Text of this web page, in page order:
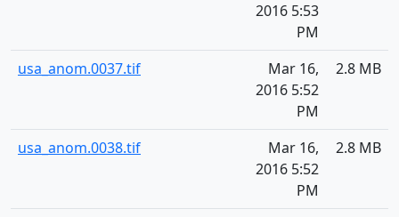
2016 5:53
PM
usa_anom.0037.tif
Mar 16,
2016 5:52
PM
2.8 MB
usa_anom.0038.tif
Mar 16,
2016 5:52
PM
2.8 MB